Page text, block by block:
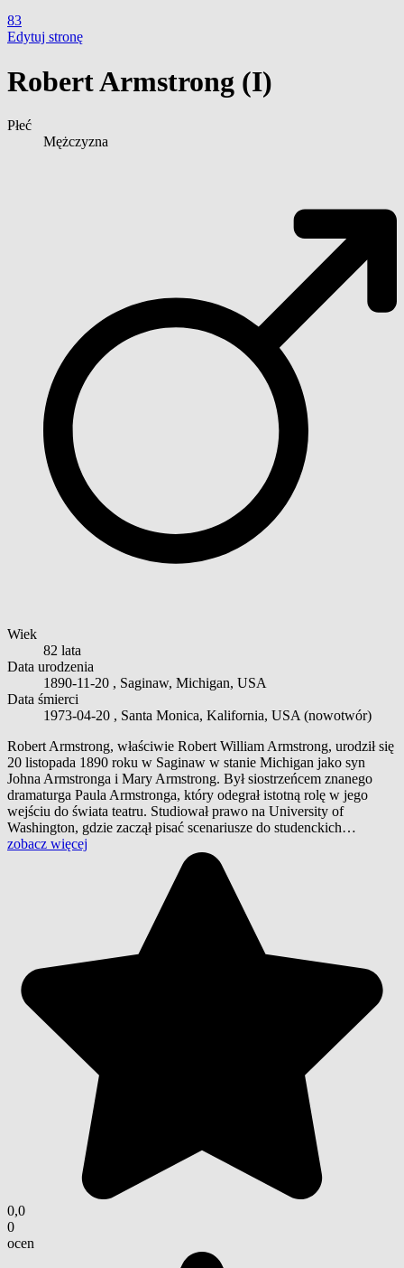
83
Edytuj stronę
Robert Armstrong (I)
Płeć
Mężczyzna
Wiek
82 lata
Data urodzenia
1890-11-20 , Saginaw, Michigan, USA
Data śmierci
1973-04-20 , Santa Monica, Kalifornia, USA (nowotwór)
Robert Armstrong, właściwie Robert William Armstrong, urodził się
20 listopada 1890 roku w Saginaw w stanie Michigan jako syn
Johna Armstronga i Mary Armstrong. Był siostrzeńcem znanego
dramaturga Paula Armstronga, który odegrał istotną rolę w jego
wejściu do świata teatru. Studiował prawo na University of
Washington, gdzie zaczął pisać scenariusze do studenckich…
zobacz więcej
0,0
0
ocen